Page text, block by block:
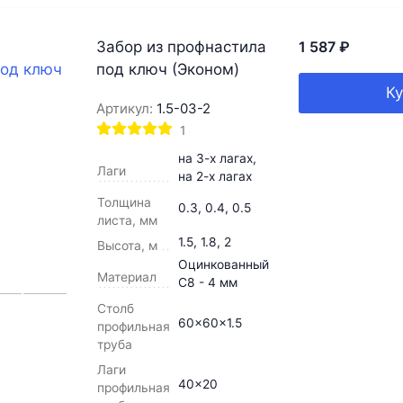
Забор из профнастила
под ключ (Эконом)
Артикул: 1.5-03-2
1
Лаги
на 3-х лагах,
на 2-х лагах
Толщина
листа, мм
0.3, 0.4, 0.5
Высота, м 1.5, 1.8, 2
Материал
Оцинкованный
С8 - 4 мм
Столб
профильная
труба
60x60x1.5
Лаги
профильная
40x20
1 587 ₽